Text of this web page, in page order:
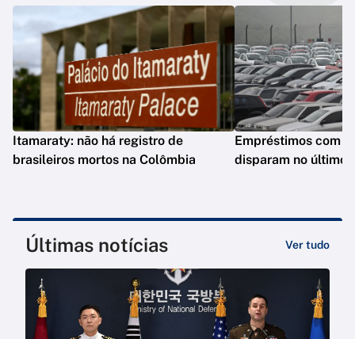
Itamaraty: não há registro de
brasileiros mortos na Colômbia
Empréstimos com
disparam no último
Últimas notícias Ver tudo